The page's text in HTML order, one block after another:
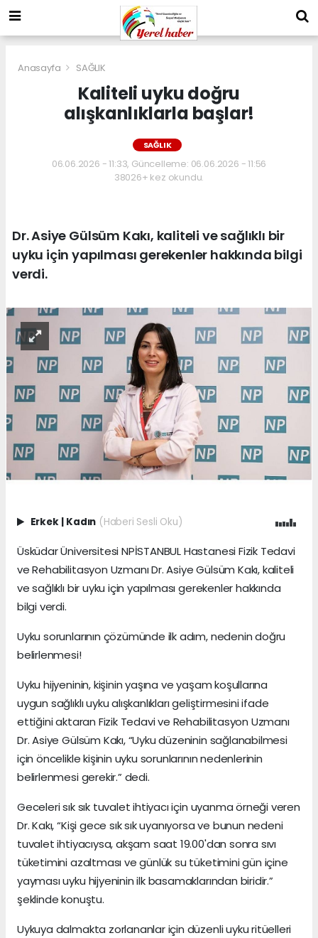
Anasayfa SAĞLIK
Kaliteli uyku doğru
alışkanlıklarla başlar!
SAĞLIK
06.06.2026 - 11:33, Güncelleme: 06.06.2026 - 11:56
38026+ kez okundu.
Dr. Asiye Gülsüm Kakı, kaliteli ve sağlıklı bir
uyku için yapılması gerekenler hakkında bilgi
verdi.
Erkek | Kadın (Haberi Sesli Oku)
Üsküdar Üniversitesi NPİSTANBUL Hastanesi Fizik Tedavi
ve Rehabilitasyon Uzmanı Dr. Asiye Gülsüm Kakı, kaliteli
ve sağlıklı bir uyku için yapılması gerekenler hakkında
bilgi verdi.
Uyku sorunlarının çözümünde ilk adım, nedenin doğru
belirlenmesi!
Uyku hijyeninin, kişinin yaşına ve yaşam koşullarına
uygun sağlıklı uyku alışkanlıkları geliştirmesini ifade
ettiğini aktaran Fizik Tedavi ve Rehabilitasyon Uzmanı
Dr. Asiye Gülsüm Kakı, “Uyku düzeninin sağlanabilmesi
için öncelikle kişinin uyku sorunlarının nedenlerinin
belirlenmesi gerekir.” dedi.
Geceleri sık sık tuvalet ihtiyacı için uyanma örneği veren
Dr. Kakı, “Kişi gece sık sık uyanıyorsa ve bunun nedeni
tuvalet ihtiyacıysa, akşam saat 19.00'dan sonra sıvı
tüketimini azaltması ve günlük su tüketimini gün içine
yayması uyku hijyeninin ilk basamaklarından biridir.”
şeklinde konuştu.
Uykuya dalmakta zorlananlar için düzenli uyku ritüelleri